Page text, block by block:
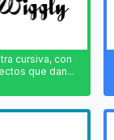
cursiva, con
que dan...